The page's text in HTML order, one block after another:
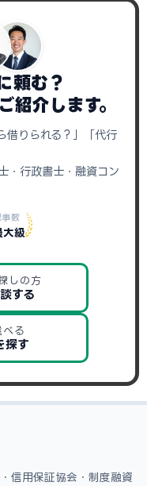
頼む？
紹介します。
借りられる？」「代行
・行政書士・融資コン
事数
大級
しの方
する
る
探す
信用保証協会・制度融資